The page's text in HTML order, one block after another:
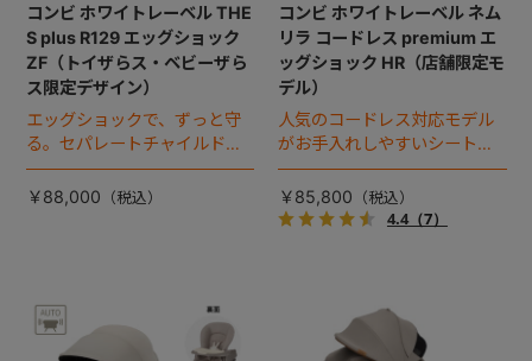
コンビ ホワイトレーベル THE
S plus R129 エッグショック
ZF（トイザらス・ベビーザら
ス限定デザイン）
エッグショックで、ずっと守
る。セパレートチャイルドシ
ートのハイグレードモデル。
￥88,000
コンビ ホワイトレーベル ネム
リラ コードレス premium エ
ッグショック HR（店舗限定モ
デル）
人気のコードレス対応モデル
がお手入れしやすいシートに
進化！
￥85,800
4.4（7）